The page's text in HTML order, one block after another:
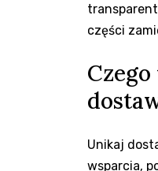
części
Unikaj
wsparcia,